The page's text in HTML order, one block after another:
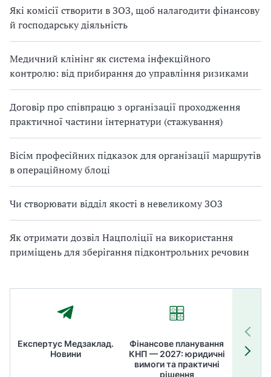
Які комісії створити в ЗОЗ, щоб налагодити фінансову
й господарську діяльність
Медичний клінінг як система інфекційного
контролю: від прибирання до управління ризиками
Договір про співпрацю з організації проходження
практичної частини інтернатури (стажування)
Вісім професійних підказок для організації маршрутів
в операційному блоці
Чи створювати відділ якості в невеликому ЗОЗ
Як отримати дозвіл Нацполіції на використання
приміщень для зберігання підконтрольних речовин
Експертус Медзаклад.
Новини
Фінансове планування
КНП — 2027: юридичні
вимоги та практичні
рішення